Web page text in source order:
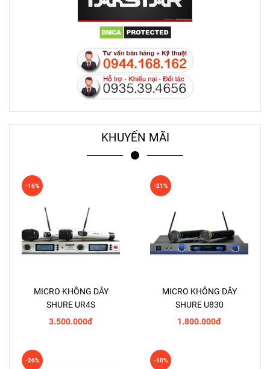
KHUYẾN MÃI
MICRO KHÔNG DÂY
SHURE UR4S
3.500.000đ
-16%
MICRO KHÔNG DÂY
SHURE U830
1.800.000đ
-21%
-26% -10%